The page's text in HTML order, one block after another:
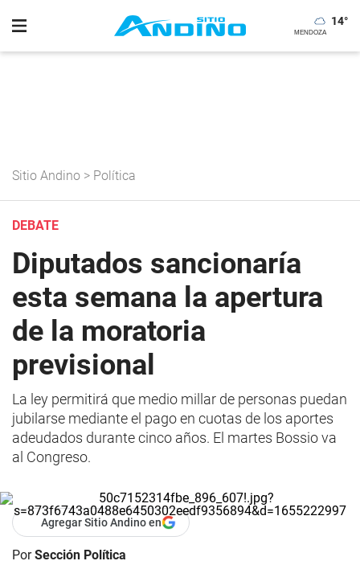
14°
Sitio Andino > Política
DEBATE
Diputados sancionaría
esta semana la apertura
de la moratoria
previsional
La ley permitirá que medio millar de personas puedan
jubilarse mediante el pago en cuotas de los aportes
adeudados durante cinco años. El martes Bossio va
al Congreso.
Agregar Sitio Andino en
PorSección Política